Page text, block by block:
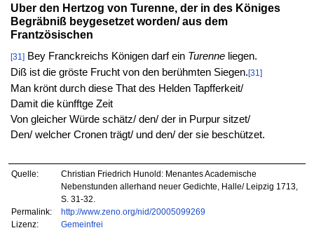
Uber den Hertzog von Turenne, der in des Königes
Begräbniß beygesetzet worden/ aus dem
Frantzösischen
[31]Bey Franckreichs Königen darf ein Turenneliegen.
Diß ist die gröste Frucht von den berühmten Siegen.[31]
Man krönt durch diese That des Helden Tapfferkeit/
Damit die künfftge Zeit
Von gleicher Würde schätz/ den/ der in Purpur sitzet/
Den/ welcher Cronen trägt/ und den/ der sie beschützet.
Quelle:
Christian Friedrich Hunold: Menantes Academische
Nebenstunden allerhand neuer Gedichte, Halle/ Leipzig 1713,
S. 31-32.
Permalink:
http://www.zeno.org/nid/20005099269
Lizenz:
Gemeinfrei